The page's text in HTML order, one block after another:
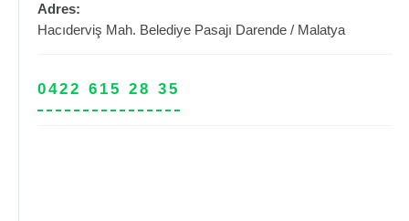
Adres:
Hacıderviş Mah. Belediye Pasajı Darende / Malatya
0422 615 28 35